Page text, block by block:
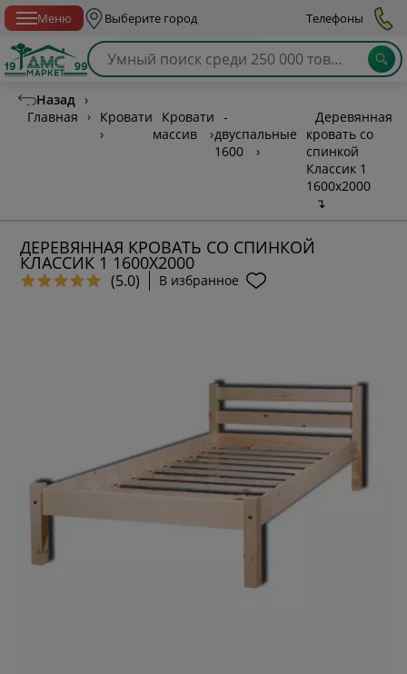
Меню Выберите город Телефоны
Назад ›
Главная
›
Кровати
›
Кровати
массив
›
-
двуспальные
1600
›
Деревянная
кровать со
спинкой
Классик 1
1600х2000
↴
ДЕРЕВЯННАЯ КРОВАТЬ СО СПИНКОЙ
КЛАССИК 1 1600Х2000
(5.0) В избранное